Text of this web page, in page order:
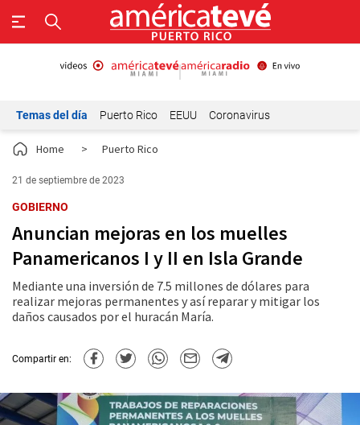
Temas del día Puerto Rico EEUU Coronavirus
Home > Puerto Rico
21 de septiembre de 2023
GOBIERNO
Anuncian mejoras en los muelles
Panamericanos I y II en Isla Grande
Mediante una inversión de 7.5 millones de dólares para
realizar mejoras permanentes y así reparar y mitigar los
daños causados por el huracán María.
Compartir en: